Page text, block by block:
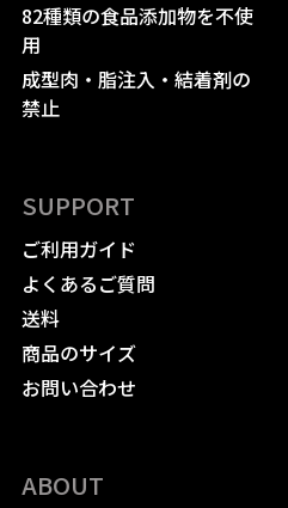
82種類の食品添加物を不使
用
成型肉・脂注入・結着剤の
禁止
SUPPORT
ご利用ガイド
よくあるご質問
送料
商品のサイズ
お問い合わせ
ABOUT